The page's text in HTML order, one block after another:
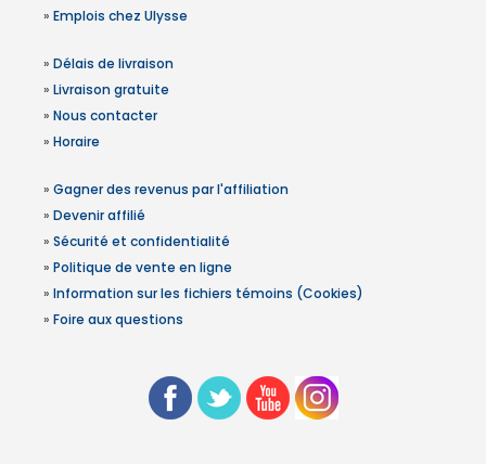
» Emplois chez Ulysse
» Délais de livraison
» Livraison gratuite
» Nous contacter
» Horaire
» Gagner des revenus par l'affiliation
» Devenir affilié
» Sécurité et confidentialité
» Politique de vente en ligne
» Information sur les fichiers témoins (Cookies)
» Foire aux questions